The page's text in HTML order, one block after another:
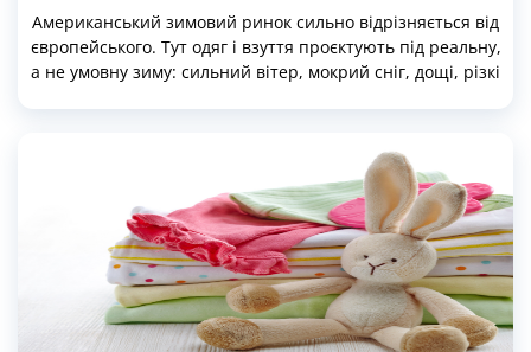
Американський зимовий ринок сильно відрізняється від
європейського. Тут одяг і взуття проєктують під реальну,
а не умовну зиму: сильний вітер, мокрий сніг, дощі, різкі
технологічними утеплювачами, розширеними лінійками
розмірів, спеціальними міськими та «північними»
версіями